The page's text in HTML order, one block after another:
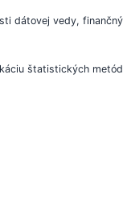
dátovej vedy,
štatistických